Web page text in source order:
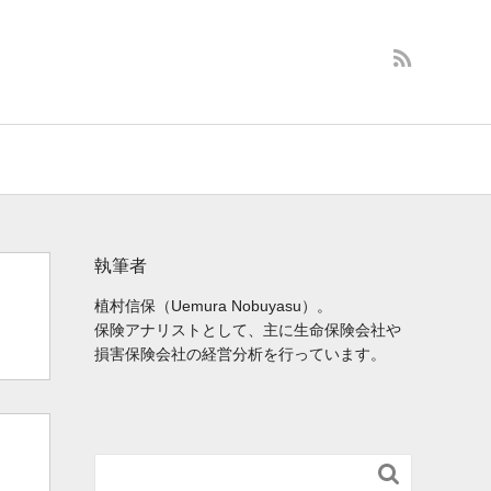
執筆者
植村信保（Uemura Nobuyasu）。
保険アナリストとして、主に生命保険会社や
損害保険会社の経営分析を行っています。
